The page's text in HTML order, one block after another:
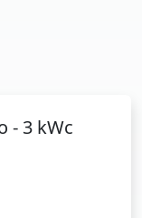
- 3 kWc